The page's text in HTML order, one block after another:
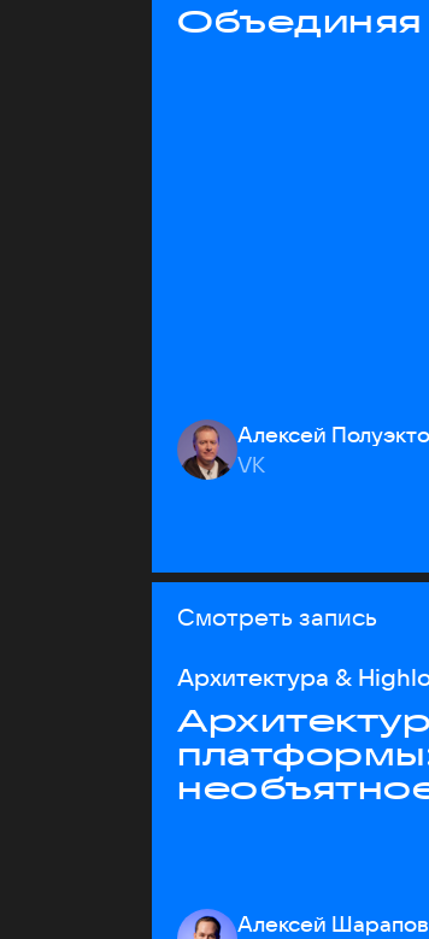
Объединяя
Алексей
VK
Смотреть запись
Архитектура &
Алексей Шарапов